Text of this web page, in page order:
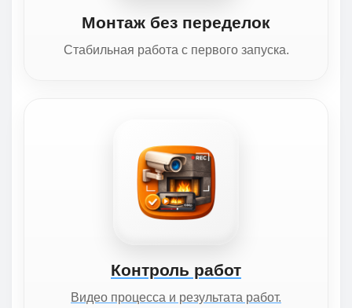
Монтаж без переделок
Стабильная работа с первого запуска.
Контроль работ
Видео процесса и результата работ.